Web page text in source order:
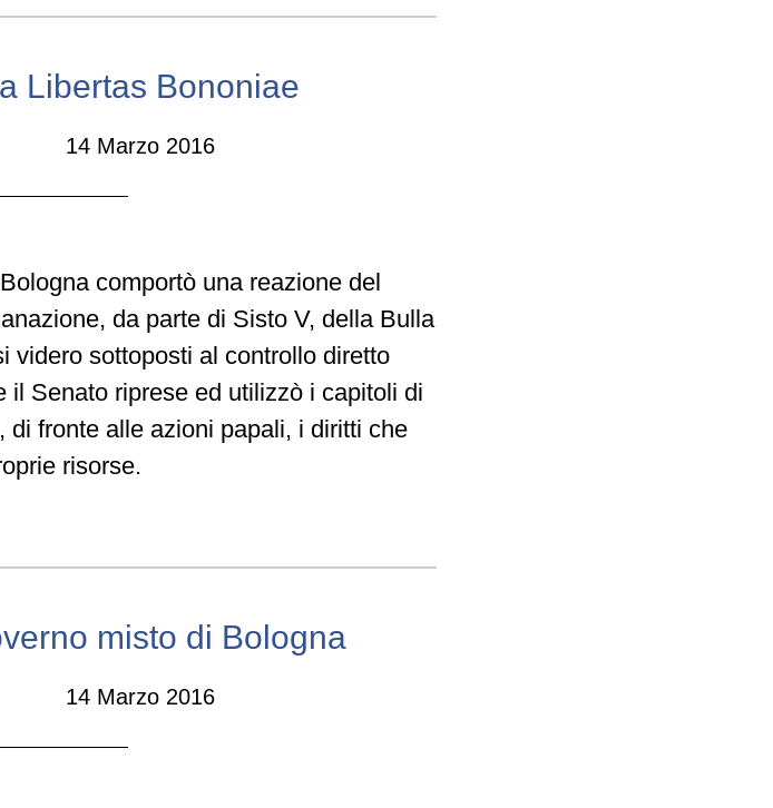
Libertas Bononiae
14 Marzo 2016
comportò una reazione del
da parte di Sisto V, della Bulla
videro sottoposti al controllo diretto
Senato riprese ed utilizzò i capitoli di
fronte alle azioni papali, i diritti che
risorse.
misto di Bologna
14 Marzo 2016